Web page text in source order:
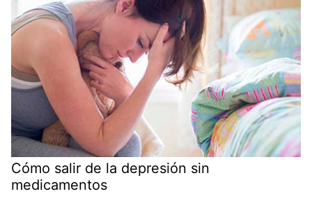
Cómo salir de la depresión sin
medicamentos